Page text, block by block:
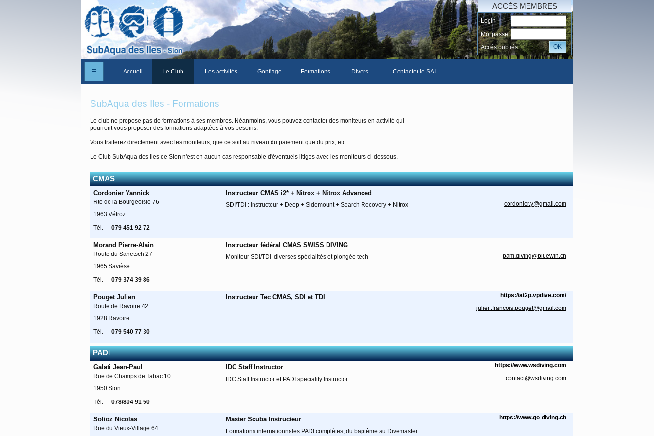
ACCÈS MEMBRES
Login
Mot passe
Accés oubliés
OK
☰ Accueil Le Club
Le comité
Les membres du club
Le domaine des Iles
Les activités Gonflage Formations Divers
Documents divers
Contacter le SAI
SubAqua des Iles - Formations
Le club ne propose pas de formations à ses membres. Néanmoins, vous pouvez contacter des moniteurs en activité qui
pourront vous proposer des formations adaptées à vos besoins.
Vous traiterez directement avec les moniteurs, que ce soit au niveau du paiement que du prix, etc...
Le Club SubAqua des Iles de Sion n'est en aucun cas responsable d'éventuels litiges avec les moniteurs ci-dessous.
CMAS
Cordonier Yannick Instructeur CMAS i2* + Nitrox + Nitrox Advanced
Rte de la Bourgeoisie 76
1963 Vétroz
Tél.
079 451 92 72
SDI/TDI : Instructeur + Deep + Sidemount + Search Recovery + Nitrox cordonier.y@gmail.com
Morand Pierre-Alain Instructeur fédéral CMAS SWISS DIVING
Route du Sanetsch 27
1965 Savièse
Tél.
079 374 39 86
Moniteur SDI/TDI, diverses spécialités et plongée tech pam.diving@bluewin.ch
Pouget Julien Instructeur Tec CMAS, SDI et TDI
https://at2p.vpdive.com/
Route de Ravoire 42
1928 Ravoire
Tél.
079 540 77 30
julien.francois.pouget@gmail.com
PADI
Galati Jean-Paul IDC Staff Instructor
https://www.wsdiving.com
Rue de Champs de Tabac 10
1950 Sion
Tél.
078/804 91 50
IDC Staff Instructor et PADI speciality Instructor contact@wsdiving.com
Solioz Nicolas Master Scuba Instructeur
https://www.go-diving.ch
Rue du Vieux-Village 64
Formations internationnales PADI complètes, du baptême au Divemaster